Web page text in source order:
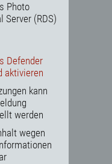
Photo
Server (RDS)
Defender
aktivieren
kann
werden
wegen